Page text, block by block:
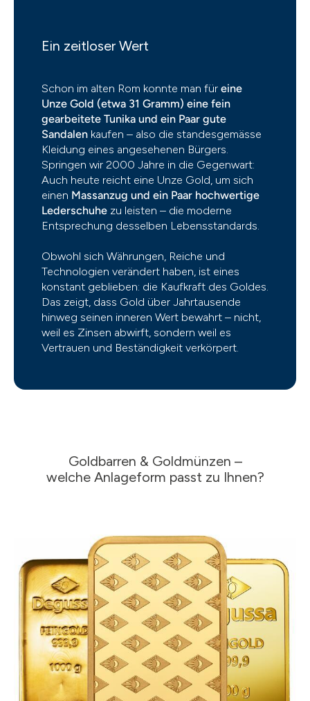
Ein zeitloser Wert
Schon im alten Rom konnte man für eine
Unze Gold (etwa 31 Gramm) eine fein
gearbeitete Tunika und ein Paar gute
Sandalen kaufen – also die standesgemässe
Kleidung eines angesehenen Bürgers.
Springen wir 2000 Jahre in die Gegenwart:
Auch heute reicht eine Unze Gold, um sich
einen Massanzug und ein Paar hochwertige
Lederschuhe zu leisten – die moderne
Entsprechung desselben Lebensstandards.
Obwohl sich Währungen, Reiche und
Technologien verändert haben, ist eines
konstant geblieben: die Kaufkraft des Goldes.
Das zeigt, dass Gold über Jahrtausende
hinweg seinen inneren Wert bewahrt – nicht,
weil es Zinsen abwirft, sondern weil es
Vertrauen und Beständigkeit verkörpert.
Goldbarren & Goldmünzen –
welche Anlageform passt zu Ihnen?